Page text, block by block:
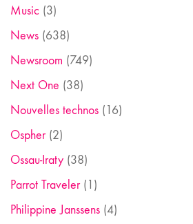
Music (3)
News (638)
Newsroom (749)
Next One (38)
Nouvelles technos (16)
Ospher(2)
Ossau-Iraty (38)
Parrot Traveler(1)
Philippine Janssens (4)